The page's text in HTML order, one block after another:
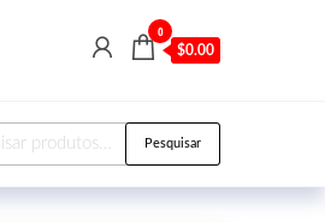
0
$0.00
Pesquisar